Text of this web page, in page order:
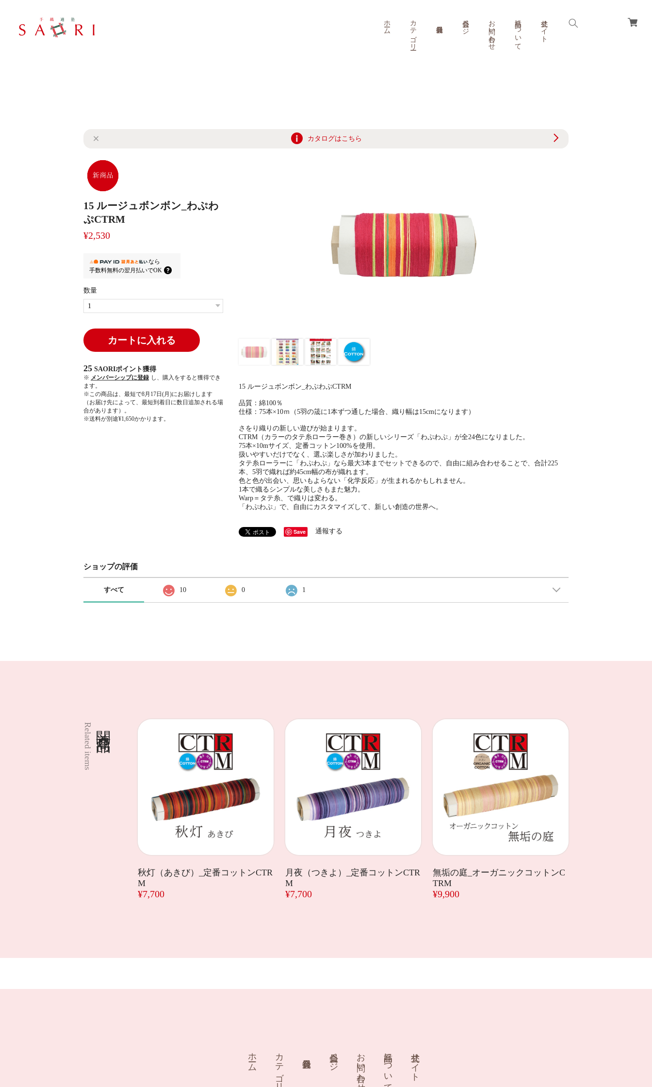
ホーム カテゴリー 会員ページ お問い合わせ 商品について 公式サイト
カタログはこちら
15 ルージュボンボン_わぷわ
ぷCTRM
¥2,530
なら
手数料無料の翌月払いでOK
数量
カートに入れる
25 SAORIポイント獲得
※ メンバーシップに登録 し、購入をすると獲得でき
ます。
※この商品は、最短で8月17日(月)にお届けします
（お届け先によって、最短到着日に数日追加される場
合があります）。
※送料が別途¥1,650かかります。
15 ルージュボンボン_わぷわぷCTRM
品質：綿100％
仕様：75本×10ｍ（5羽の筬に1本ずつ通した場合、織り幅は15cmになります）
さをり織りの新しい遊びが始まります。
CTRM（カラーのタテ糸ローラー巻き）の新しいシリーズ「わぷわぷ」が全24色になりました。
75本×10mサイズ、定番コットン100%を使用。
扱いやすいだけでなく、選ぶ楽しさが加わりました。
タテ糸ローラーに「わぷわぷ」なら最大3本までセットできるので、自由に組み合わせることで、合計225
本、5羽で織れば約45cm幅の布が織れます。
色と色が出会い、思いもよらない「化学反応」が生まれるかもしれません。
1本で織るシンプルな美しさもまた魅力。
Warp＝タテ糸、で織りは変わる。
「わぷわぷ」で、自由にカスタマイズして、新しい創造の世界へ。
Save 通報する
ショップの評価
すべて 10 0 1
Related items
秋灯（あきび）_定番コットンCTR
M
¥7,700
月夜（つきよ）_定番コットンCTR
M
¥7,700
無垢の庭_オーガニックコットンC
TRM
¥9,900
ホーム カテゴリー 会員ページ お問い合わせ 商品について 公式サイト